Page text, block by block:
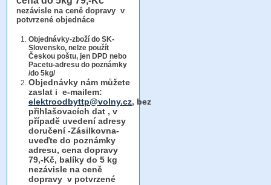
nezávisle na ceně dopravy v
potvrzené objednáce
Objednávky-zboží do SK-
Slovensko, nelze použít
Českou poštu, jen DPD nebo
Pacetu-adresu do poznámky
/do 5kg/
Objednávky nám můžete
zaslat i e-mailem:
elektroodbyttp@volny.cz, bez
přihlašovacích dat , v
případě uvedení adresy
doručení -Zásilkovna-
uveďte do poznámky
adresu, cena dopravy
79,-Kč, balíky do 5 kg
nezávisle na ceně
dopravy v potvrzené